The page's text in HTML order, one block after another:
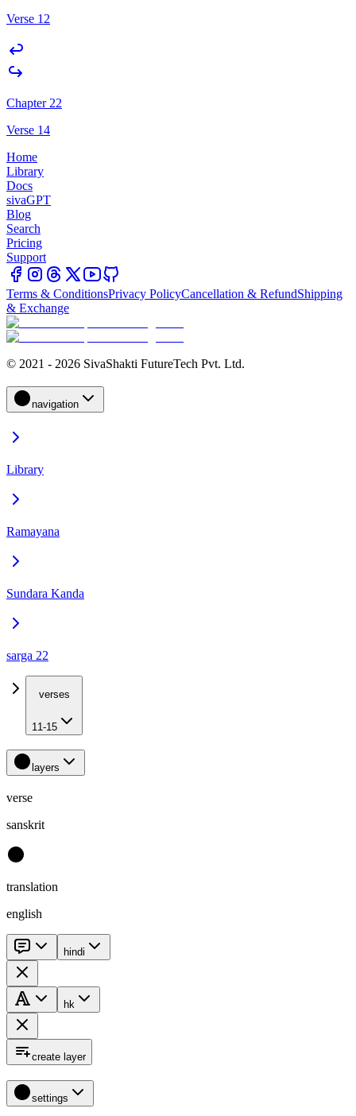
Verse 12
Chapter 22
Verse 14
Home
Library
Docs
sivaGPT
Blog
Search
Pricing
Support
Terms & ConditionsPrivacy PolicyCancellation & RefundShipping
& Exchange
© 2021 - 2026 SivaShakti FutureTech Pvt. Ltd.
navigation
Library
Ramayana
Sundara Kanda
sarga 22
verses
11-15
layers
verse
sanskrit
translation
english
hindi
hk
create layer
settings